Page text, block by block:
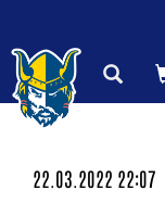
22.03.2022 22:07